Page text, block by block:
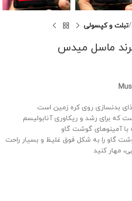
تبلت و کپسولی
ماسل میدس
بدنسازی روی کره زمین است
که برای رشد و ریکاوری آنابولیسم
با آمینوهای گوشت گاو
گاو را به شکل فوق غلیظ و بسیار راحت
مهار کنید